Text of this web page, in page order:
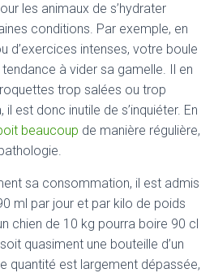
les animaux de s’hydrater
conditions. Par exemple, en
d’exercices intenses, votre boule
à vider sa gamelle. Il en
trop salées ou trop
est donc inutile de s’inquiéter. En
beaucoup de manière régulière,
sa consommation, il est admis
ml par jour et par kilo de poids
chien de 10 kg pourra boire 90 cl
quasiment une bouteille d’un
quantité est largement dépassée,